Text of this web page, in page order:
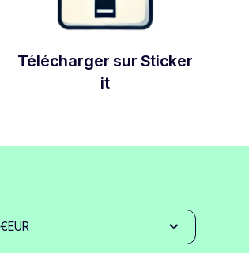
Télécharger sur Sticker
it